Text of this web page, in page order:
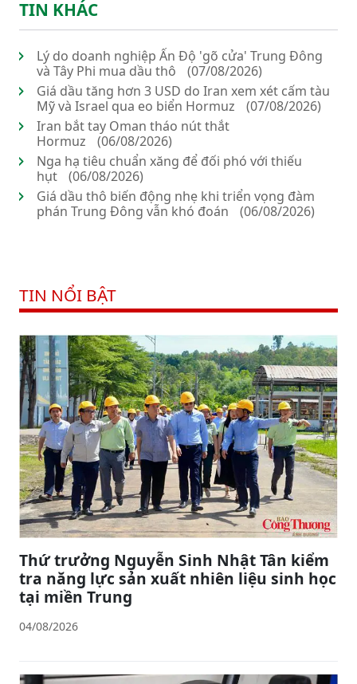
TIN KHÁC
Lý do doanh nghiệp Ấn Độ 'gõ cửa' Trung Đông
và Tây Phi mua dầu thô
(07/08/2026)
Giá dầu tăng hơn 3 USD do Iran xem xét cấm tàu
Mỹ và Israel qua eo biển Hormuz
(07/08/2026)
Iran bắt tay Oman tháo nút thắt
Hormuz
(06/08/2026)
Nga hạ tiêu chuẩn xăng để đối phó với thiếu
hụt
(06/08/2026)
Giá dầu thô biến động nhẹ khi triển vọng đàm
phán Trung Đông vẫn khó đoán
(06/08/2026)
TIN NỔI BẬT
Thứ trưởng Nguyễn Sinh Nhật Tân kiểm
tra năng lực sản xuất nhiên liệu sinh học
tại miền Trung
04/08/2026